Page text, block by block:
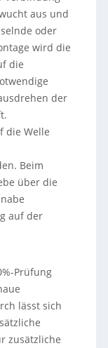
aus und
oder
wird die
die
der
die Welle
Beim
über die
auf der
Prüfung
lässt sich
zusätzliche